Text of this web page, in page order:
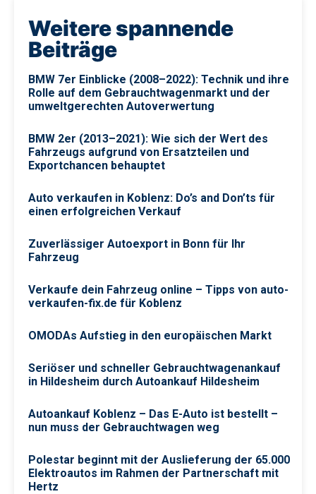
Weitere spannende
Beiträge
BMW 7er Einblicke (2008–2022): Technik und ihre
Rolle auf dem Gebrauchtwagenmarkt und der
umweltgerechten Autoverwertung
BMW 2er (2013–2021): Wie sich der Wert des
Fahrzeugs aufgrund von Ersatzteilen und
Exportchancen behauptet
Auto verkaufen in Koblenz: Do’s and Don’ts für
einen erfolgreichen Verkauf
Zuverlässiger Autoexport in Bonn für Ihr
Fahrzeug
Verkaufe dein Fahrzeug online – Tipps von auto-
verkaufen-fix.de für Koblenz
OMODAs Aufstieg in den europäischen Markt
Seriöser und schneller Gebrauchtwagenankauf
in Hildesheim durch Autoankauf Hildesheim
Autoankauf Koblenz – Das E-Auto ist bestellt –
nun muss der Gebrauchtwagen weg
Polestar beginnt mit der Auslieferung der 65.000
Elektroautos im Rahmen der Partnerschaft mit
Hertz